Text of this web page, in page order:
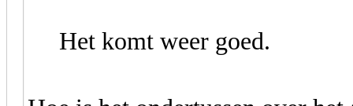
Het komt weer goed.